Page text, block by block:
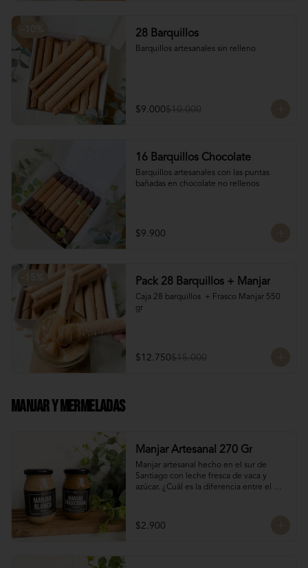
28 Barquillos
Barquillos artesanales sin relleno
$9.000$10.000
16 Barquillos Chocolate
Barquillos artesanales con las puntas
bañadas en chocolate no rellenos
$9.900
Pack 28 Barquillos + Manjar
Caja 28 barquillos  + Frasco Manjar 550
gr
$12.750$15.000
Manjar Y Mermeladas
Manjar Artesanal 270 Gr
Manjar artesanal hecho en el sur de
Santiago con leche fresca de vaca y
azúcar. ¿Cuál es la diferencia entre el
El manjar tradicional, al tener mayor
tiempo de cocción tiene un sabor más
$2.900